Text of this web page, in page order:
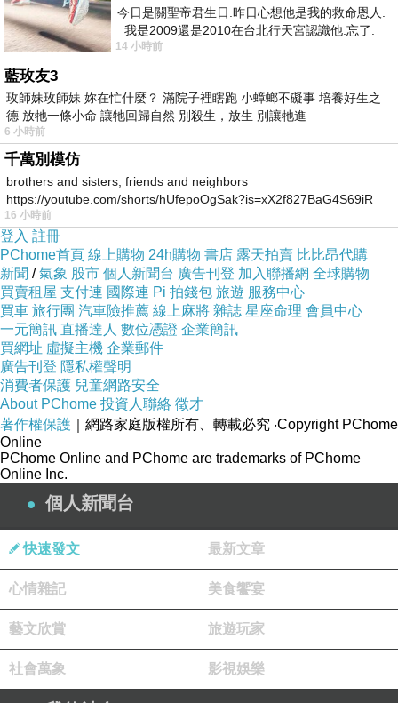
遭受到一個長官的嚴重施壓，最後自裁，這是我
們要的結果嗎？
發生這麼嚴重的職場霸凌，行政院、勞動部都要
負起最大責任！鬧出這麼嚴重的職場霸凌，讓所
有受害公務員的心靈不斷受創，卓榮泰聲稱要給
自己時間，可也沒有想過那些受害公務員他們的
感受，這還可以等嗎？再說，光是顏慧欣這位談
判代表遭受長官刁難這件事，不僅是鳳山鄉親，
就連高雄人都很清楚！
老實說，傷害已經造成！顏慧欣身為經貿辦的副
總談判代表，因自己的主管無情的施壓，終究結
束了自己的生命，卓榮泰嘴巴喊給自己一點時間
就可以了事？我替許崑源大哥、陳美雅請問：那
些受害基層公務員生命在民進黨官員眼裡算什
麼？把受害公務員生命視如糞土的官員，以為高
雄人會看不懂嗎？
謝宜容惡意欺壓一個吳姓男公務員，惡意逼死
他，這也跟韓國瑜有關？還是跟柯志恩有關？謝
長廷逼迫蘇啟誠處長，害蘇啟誠處長含恨而終，
照民進黨邏輯，難道這都是韓國瑜的錯？還是說
這是柯志恩逼迫他們的？當全高雄人都是傻帽，
是吧？
現在民進黨官員，功勞都是他們，出事都是別
人，尤其是遇到校園霸凌、職場霸凌這件事都是
韓國瑜，沒事都是陳其邁！一群無恥的卸責甩鍋
團隊，高雄人都看清楚民進黨狼心狗肺的真面
今日是關聖帝君生日.昨日心想他是我的救命恩人.
我是2009還是2010在台北行天宮認識他.忘了.
一個奇摩交友的網友學
14 小時前
藍玫友3
玫師妹玫師妹 妳在忙什麼？ 滿院子裡瞎跑 小蟑螂不礙事 培養好生之
德 放牠一條小命 讓牠回歸自然 別殺生，放生 別讓牠進
6 小時前
千萬別模仿
brothers and sisters, friends and neighbors
https://youtube.com/shorts/hUfepoOgSak?is=xX2f827BaG4S69iR
https
16 小時前
登入 註冊
PChome首頁 線上購物 24h購物 書店 露天拍賣 比比昂代購
新聞 /氣象 股市 個人新聞台 廣告刊登 加入聯播網 全球購物
買賣租屋 支付連 國際連 Pi 拍錢包 旅遊 服務中心
買車 旅行團 汽車險推薦 線上麻將 雜誌 星座命理 會員中心
一元簡訊 直播達人 數位憑證 企業簡訊
買網址 虛擬主機 企業郵件
廣告刊登 隱私權聲明
消費者保護 兒童網路安全
About PChome 投資人聯絡 徵才
著作權保護 ｜網路家庭版權所有、轉載必究 ‧Copyright PChome
Online
PChome Online and PChome are trademarks of PChome
Online Inc.
個人新聞台
快速發文 最新文章
心情雜記 美食饗宴
藝文欣賞 旅遊玩家
社會萬象 影視娛樂